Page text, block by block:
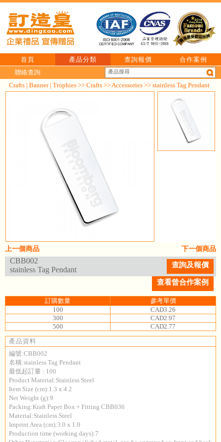
首頁 產品分類 查詢報價
合作案例
聯絡查詢
Crafts | Banner | Trophies >> Crafts >> Accessories >> stainless Tag Pendant
下一個商品
上一個商品
CBB002
stainless Tag Pendant
查詢及報價
查看曾合作案例
訂購數量
參考單價
100
CAD3.26
300
CAD2.97
500
CAD2.77
產品資料
編號:CBB002
名稱:stainless Tag Pendant
最低起訂量 : 100
Product Material:Stainless Steel
Item Size (cm):1.3 x 4.2
Net Weight (g):9
Packing:Kraft Paper Box + Fitting CBB036
Material:Stainless Steel
Imprint Area (cm):3.0 x 1.0
Production time (working days):7